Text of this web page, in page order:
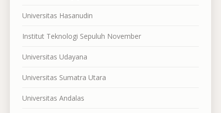
Universitas Hasanudin
Institut Teknologi Sepuluh November
Universitas Udayana
Universitas Sumatra Utara
Universitas Andalas